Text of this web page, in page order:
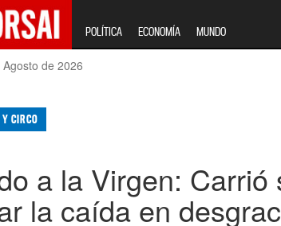
POLÍTICA ECONOMÍA MUNDO
de 2026
CIRCO
a la Virgen: Carrió
la caída en